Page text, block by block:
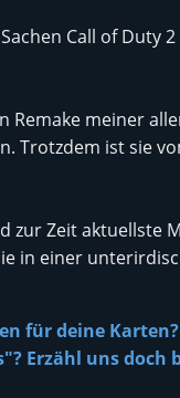
Call of Duty
Remake meiner
Trotzdem ist sie
zur Zeit aktuellste
in einer
für deine
Erzähl uns